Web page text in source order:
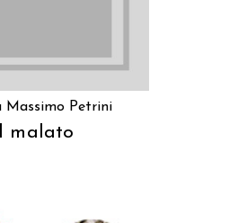
Massimo Petrini
malato